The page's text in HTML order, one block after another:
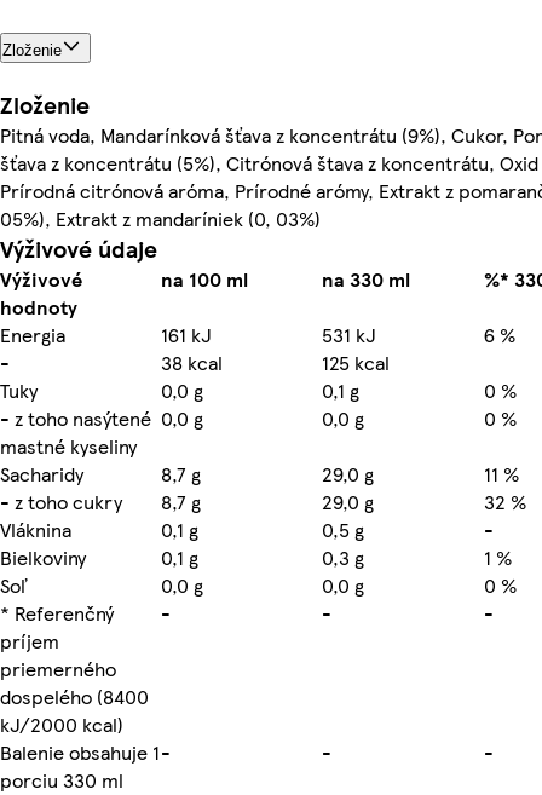
Zloženie
Zloženie
Pitná voda, Mandarínková šťava z koncentrátu (9%), Cukor,
šťava z koncentrátu (5%), Citrónová štava z koncentrátu,
Prírodná citrónová aróma, Prírodné arómy, Extrakt z
05%), Extrakt z mandaríniek (0, 03%)
Výživové údaje
Výživové
hodnoty
na 100 ml na 330 ml
%*
Energia
161 kJ 531 kJ
6 %
-
38 kcal
125 kcal
Tuky
0,0 g 0,1 g
0 %
- z toho nasýtené
mastné kyseliny
0,0 g 0,0 g
0 %
Sacharidy
8,7 g 29,0 g
11 %
- z toho cukry
8,7 g 29,0 g
32 %
Vláknina
0,1 g 0,5 g
-
Bielkoviny
0,1 g 0,3 g
1 %
Soľ
0,0 g 0,0 g
0 %
* Referenčný
príjem
priemerného
dospelého (8400
kJ/2000 kcal)
- - -
Balenie obsahuje 1
porciu 330 ml
- - -